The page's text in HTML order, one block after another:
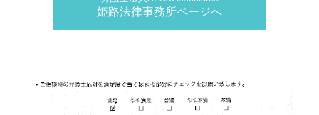
姫路法律事務所ページへ